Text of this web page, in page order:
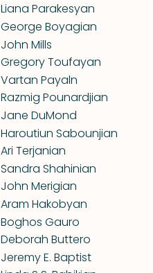
Liana Parakesyan
George Boyagian
John Mills
Gregory Toufayan
Vartan Payaln
Razmig Pounardjian
Jane DuMond
Haroutiun Sabounjian
Ari Terjanian
Sandra Shahinian
John Merigian
Aram Hakobyan
Boghos Gauro
Deborah Buttero
Jeremy E. Baptist